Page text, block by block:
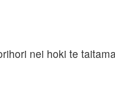
nei hoki te